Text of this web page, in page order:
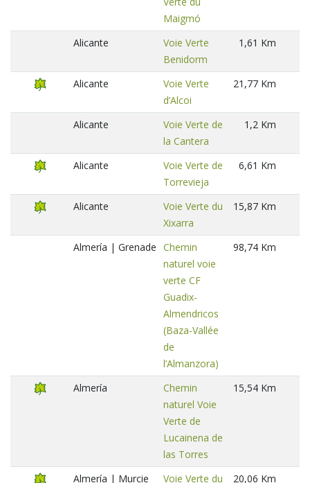
Maigmó
Alicante
Voie Verte
Benidorm
1,61 Km
Alicante
Voie Verte
d’Alcoi
21,77 Km
Alicante
Voie Verte de
la Cantera
1,2 Km
Alicante
Voie Verte de
Torrevieja
6,61 Km
Alicante
Voie Verte du
Xixarra
15,87 Km
Almería | Grenade Chemin
naturel voie
verte CF
Guadix-
Almendricos
(Baza-Vallée
de
l’Almanzora)
98,74 Km
Almería
Chemin
naturel Voie
Verte de
Lucainena de
las Torres
15,54 Km
Almería | Murcie
Voie Verte du
20,06 Km